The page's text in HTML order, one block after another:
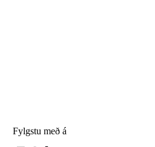
Fylgstu með á